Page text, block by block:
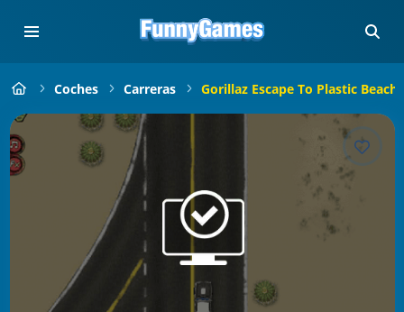
Coches Carreras Gorillaz Escape To Plastic Beach